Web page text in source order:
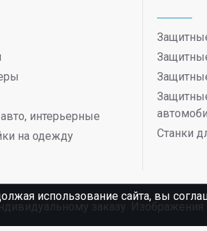
интерьерные
на одежду
Станки
заказу.
использование сайта, вы